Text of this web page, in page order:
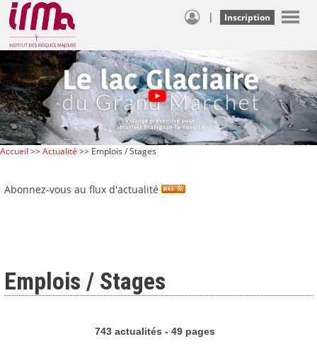
| Inscription
Accueil >>Actualité >> Emplois / Stages
Abonnez-vous au flux d'actualité
Emplois / Stages
743 actualités - 49 pages